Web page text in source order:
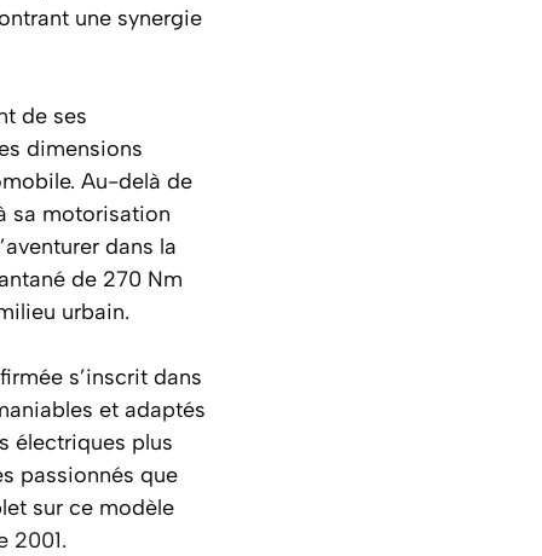
une synergie
de ses
dimensions
Au-delà de
sa motorisation
dans la
de 270 Nm
urbain.
s’inscrit dans
et adaptés
électriques plus
passionnés que
sur ce modèle
2001.